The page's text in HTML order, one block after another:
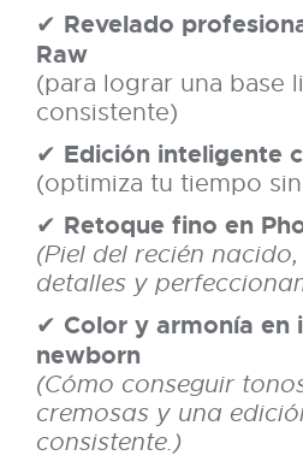
✔ Revelado
Raw
(para lograr una base
consistente)
✔ Edición inteligente
(optimiza tu tiempo
✔ Retoque fino en
(Piel del recién
detalles y
✔ Color y armonía en
newborn
(Cómo conseguir
cremosas y una
consistente.)